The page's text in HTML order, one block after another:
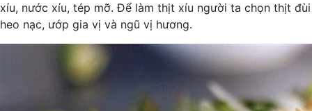
xíu, nước xíu, tép mỡ. Để làm thịt xíu người ta chọn thịt đùi
heo nạc, ướp gia vị và ngũ vị hương.